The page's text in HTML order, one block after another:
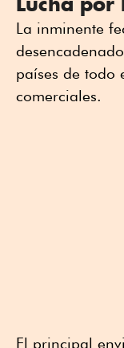
La inminente
países de todo
comerciales.
El principal